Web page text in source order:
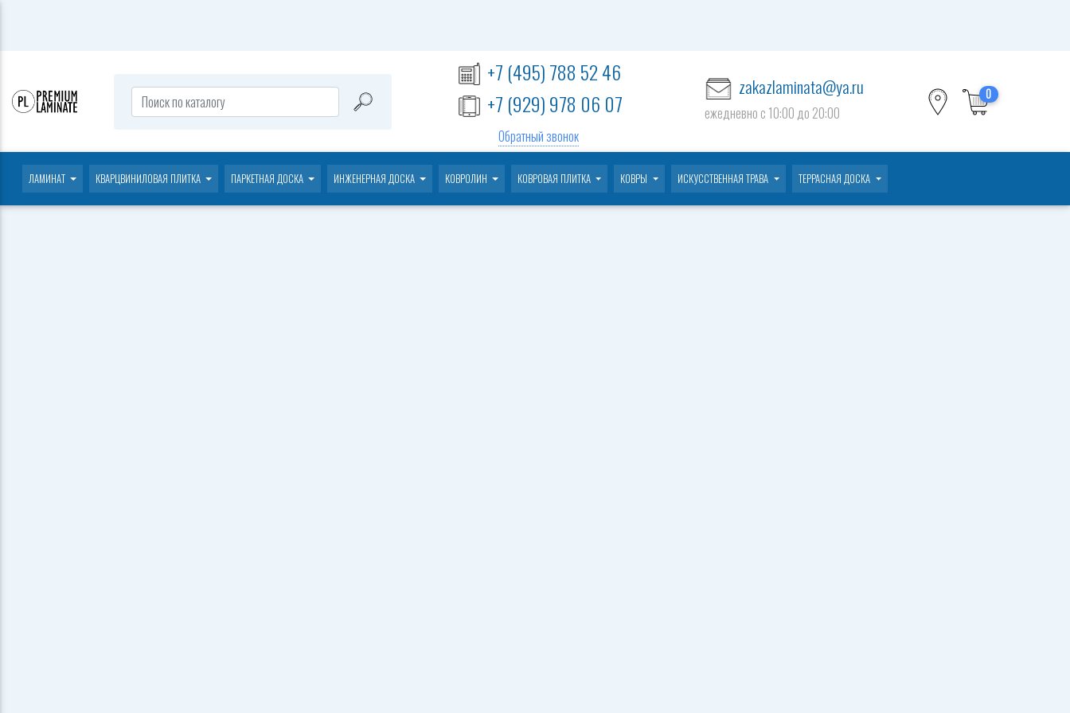
+7 (495) 788 52 46
+7 (929) 978 06 07
Обратный звонок
zakazlaminata@ya.ru
ежедневно c 10:00 до 20:00
0
ЛАМИНАТ КВАРЦВИНИЛОВАЯ ПЛИТКА ПАРКЕТНАЯ ДОСКА ИНЖЕНЕРНАЯ ДОСКА КОВРОЛИН КОВРОВАЯ ПЛИТКА КОВРЫ ИСКУССТВЕННАЯ ТРАВА ТЕРРАСНАЯ ДОСКА